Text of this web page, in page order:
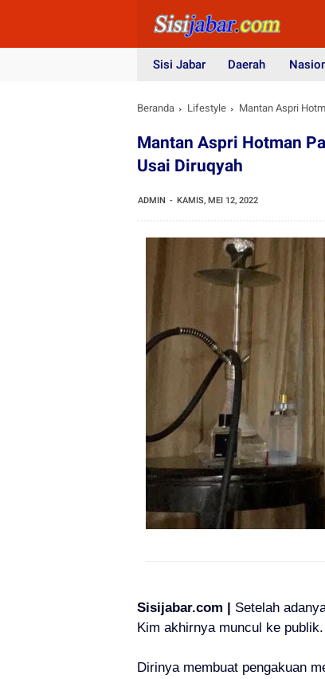
Sisi Jabar Daerah
Beranda Lifestyle Mantan Aspri
Mantan Aspri Hotman
Usai Diruqyah
ADMIN KAMIS, MEI 12, 2022
Sisijabar.com | Setelah
Kim akhirnya muncul ke publik.
Dirinya membuat pengakuan